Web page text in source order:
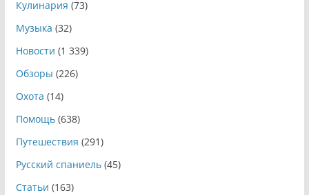
Кулинария (73)
Музыка (32)
Новости (1 339)
Обзоры (226)
Охота (14)
Помощь(638)
Путешествия (291)
Русский спаниель(45)
Статьи (163)